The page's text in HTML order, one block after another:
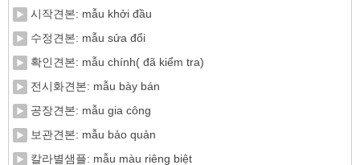
시작견본: mẫu khởi đầu
수정견본: mẫu sửa đổi
확인견본: mẫu chính( đã kiểm tra)
전시화견본: mẫu bày bán
공장견본: mẫu gia công
보관견본: mẫu bảo quản
칼라별샘플: mẫu màu riêng biệt